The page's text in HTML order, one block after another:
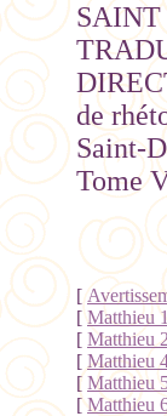
SAINT
de
Saint-
Tome
[
[Matthieu
[ Matthieu
[ Matthieu
[Matthieu
[Matthieu